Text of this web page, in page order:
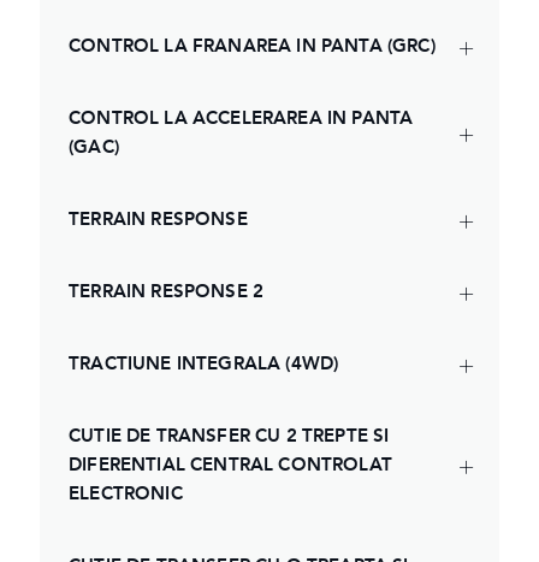
CONTROL LA FRANAREA IN PANTA (GRC)
CONTROL LA ACCELERAREA IN PANTA
(GAC)
TERRAIN RESPONSE
TERRAIN RESPONSE 2
TRACTIUNE INTEGRALA (4WD)
CUTIE DE TRANSFER CU 2 TREPTE SI
DIFERENTIAL CENTRAL CONTROLAT
ELECTRONIC